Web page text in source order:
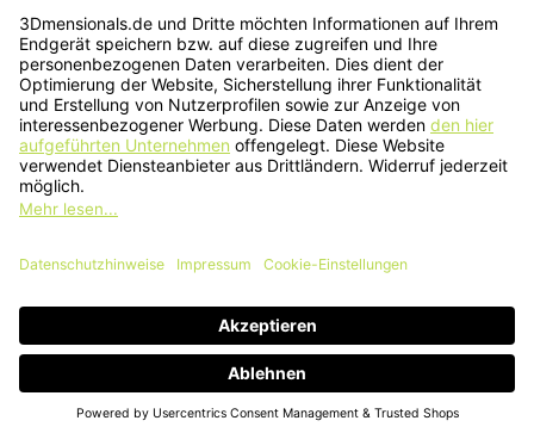
Änderungen und Irrtümer vorbehalten. Nur solange der Vorrat reicht.
© 2026 3Dmensionals / PONTIALIS GmbH & Co. KG - All Rights Reserved.​
Kundenbewertung